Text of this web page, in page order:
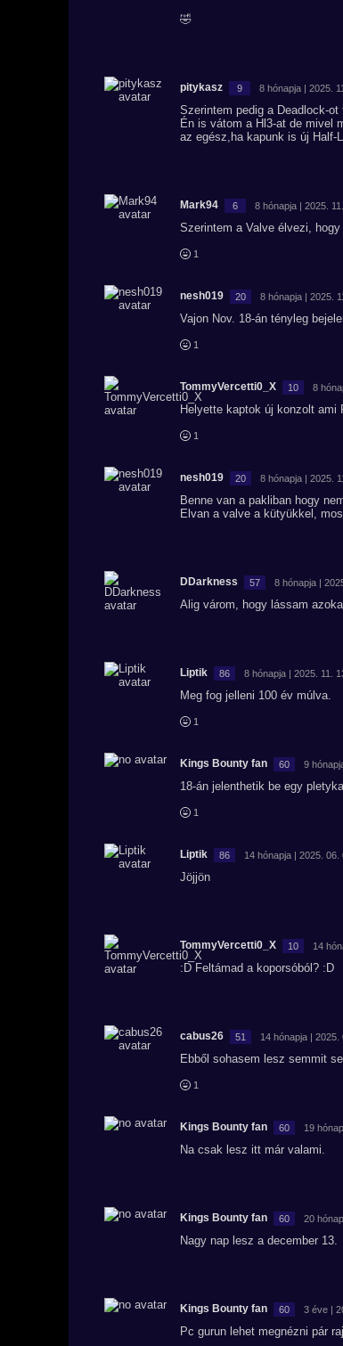
🤣
pitykasz 9 8 hónapja | 2025.
Szerintem pedig a Deadlock-
Én is vátom a Hl3-at de mivel
az egész,ha kapunk is új
Mark94 6 8 hónapja | 2025.
Szerintem a Valve élvezi,
1
nesh019 20 8 hónapja | 2025.
Vajon Nov. 18-án tényleg
1
TommyVercetti0_X 10 8
Helyette kaptok új konzolt
1
nesh019 20 8 hónapja | 2025.
Benne van a pakliban hogy
Elvan a valve a kütyükkel,
DDarkness 57 8 hónapja |
Alig várom, hogy lássam
Liptik 86 8 hónapja | 2025. 11.
Meg fog jelleni 100 év múlva.
1
Kings Bounty fan 60 9
18-án jelenthetik be egy
1
Liptik 86 14 hónapja | 2025. 06.
Jöjjön
TommyVercetti0_X 10 14
:D Feltámad a koporsóból? :D
cabus26 51 14 hónapja | 2025.
Ebből sohasem lesz semmit
1
Kings Bounty fan 60 19
Na csak lesz itt már valami.
Kings Bounty fan 60 20
Nagy nap lesz a december 13.
Kings Bounty fan 60 3 éve |
Pc gurun lehet megnézni pár